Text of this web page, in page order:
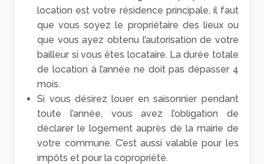
location est votre résidence principale, il faut
que vous soyez le propriétaire des lieux ou
que vous ayez obtenu l’autorisation de votre
bailleur si vous êtes locataire. La durée totale
de location à l’année ne doit pas dépasser 4
mois.
Si vous désirez louer en saisonnier pendant
toute l’année, vous avez l’obligation de
déclarer le logement auprès de la mairie de
votre commune. C’est aussi valable pour les
impôts et pour la copropriété.